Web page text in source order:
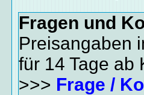
Fragen und
Preisangaben
für 14 Tage ab
>>> Frage /